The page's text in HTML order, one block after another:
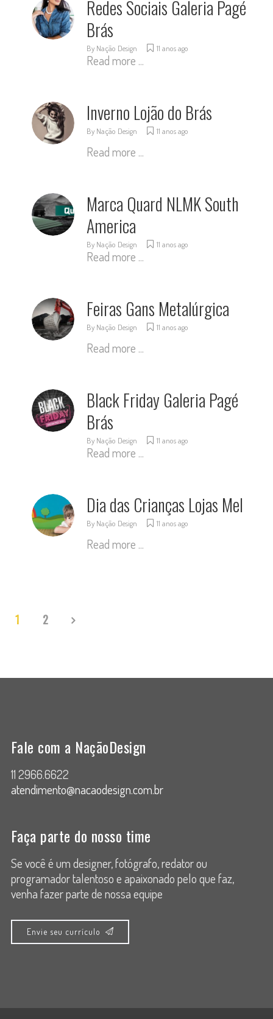
Redes Sociais Galeria Pagé
Brás
By Nação Design 11 anos ago
Read more ...
Inverno Lojão do Brás
By Nação Design 11 anos ago
Read more ...
Marca Quard NLMK South
America
By Nação Design 11 anos ago
Read more ...
Feiras Gans Metalúrgica
By Nação Design 11 anos ago
Read more ...
Black Friday Galeria Pagé
Brás
By Nação Design 11 anos ago
Read more ...
Dia das Crianças Lojas Mel
By Nação Design 11 anos ago
Read more ...
1 2
Fale com a NaçãoDesign
11 2966.6622
atendimento@nacaodesign.com.br
Faça parte do nosso time
Se você é um designer, fotógrafo, redator ou
programador talentoso e apaixonado pelo que faz,
venha fazer parte de nossa equipe
Envie seu currículo